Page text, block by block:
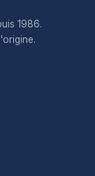
1986.